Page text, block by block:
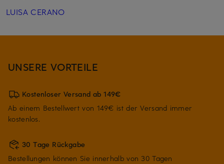
LUISA CERANO
UNSERE VORTEILE
Kostenloser Versand ab 149€
Ab einem Bestellwert von 149€ ist der Versand immer
kostenlos.
30 Tage Rückgabe
Bestellungen können Sie innerhalb von 30 Tagen